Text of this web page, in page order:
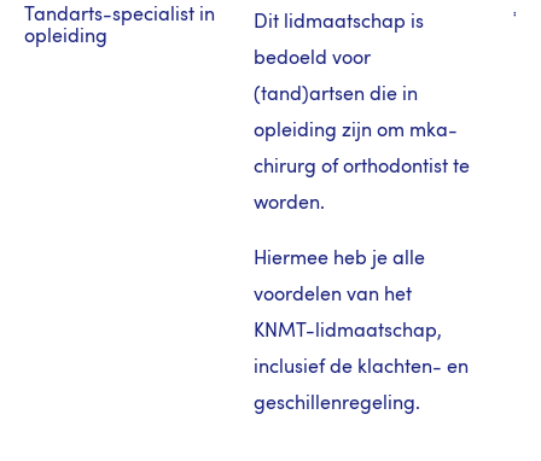
Tandarts-specialist in
opleiding
Dit lidmaatschap is
bedoeld voor
(tand)artsen die in
opleiding zijn om mka-
chirurg of orthodontist te
worden.
Hiermee heb je alle
voordelen van het
KNMT-lidmaatschap,
inclusief de klachten- en
geschillenregeling.
€